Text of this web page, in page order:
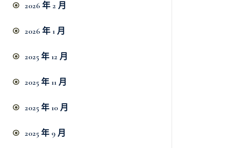
2026 年 2 月
2026 年 1 月
2025 年 12 月
2025 年 11 月
2025 年 10 月
2025 年 9 月